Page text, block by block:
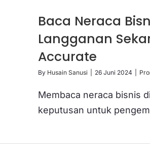
Baca Neraca
Langganan
Accurate
By Husain Sanusi 26 Juni 2024
Membaca neraca bisnis
keputusan untuk